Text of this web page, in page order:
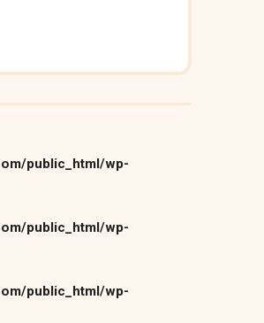
public_html/wp-
public_html/wp-
public_html/wp-